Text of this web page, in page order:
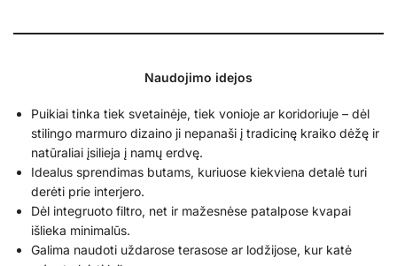
Naudojimo idejos
Puikiai tinka tiek svetainėje, tiek vonioje ar koridoriuje – dėl
stilingo marmuro dizaino ji nepanaši į tradicinę kraiko dėžę ir
natūraliai įsilieja į namų erdvę.
Idealus sprendimas butams, kuriuose kiekviena detalė turi
derėti prie interjero.
Dėl integruoto filtro, net ir mažesnėse patalpose kvapai
išlieka minimalūs.
Galima naudoti uždarose terasose ar lodžijose, kur katė